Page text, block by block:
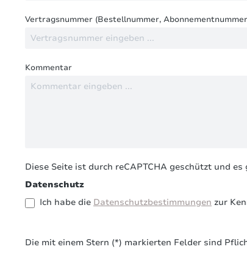
Vertragsnummer (Bestellnummer,
Kommentar
Diese Seite ist durch reCAPTCHA geschützt und es
Datenschutz
Ich habe die Datenschutzbestimmungen zur
Die mit einem Stern (*) markierten Felder sind